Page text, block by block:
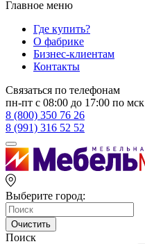
Главное меню
Где купить?
О фабрике
Бизнес-клиентам
Контакты
Связаться по телефонам
пн-пт с 08:00 до 17:00 по мск
8 (800) 350 76 26
8 (991) 316 52 52
Выберите город:
Очистить
Поиск